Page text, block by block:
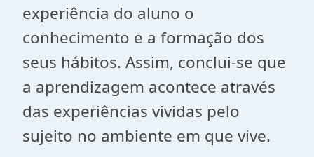
experiência do aluno o
conhecimento e a formação dos
seus hábitos. Assim, conclui-se que
a aprendizagem acontece através
das experiências vividas pelo
sujeito no ambiente em que vive.